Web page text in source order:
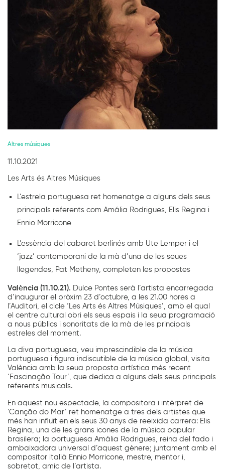
Altres músiques
11.10.2021
Les Arts és Altres Músiques
L’estrela portuguesa ret homenatge a alguns dels seus
principals referents com Amália Rodrigues, Elis Regina i
Ennio Morricone
L’essència del cabaret berlinés amb Ute Lemper i el
‘jazz’ contemporani de la mà d’una de les seues
llegendes, Pat Metheny, completen les propostes
València (11.10.21). Dulce Pontes serà l’artista encarregada
d’inaugurar el pròxim 23 d’octubre, a les 21.00 hores a
l’Auditori, el cicle ‘Les Arts és Altres Músiques’, amb el qual
el centre cultural obri els seus espais i la seua programació
a nous públics i sonoritats de la mà de les principals
estreles del moment.
La diva portuguesa, veu imprescindible de la música
portuguesa i figura indiscutible de la música global, visita
València amb la seua proposta artística més recent
‘Fascinação Tour’, que dedica a alguns dels seus principals
referents musicals.
En aquest nou espectacle, la compositora i intèrpret de
‘Canção do Mar’ ret homenatge a tres dels artistes que
més han influït en els seus 30 anys de reeixida carrera: Elis
Regina, una de les grans icones de la música popular
brasilera; la portuguesa Amália Rodrigues, reina del fado i
ambaixadora universal d’aquest gènere; juntament amb el
compositor italià Ennio Morricone, mestre, mentor i,
sobretot, amic de l’artista.